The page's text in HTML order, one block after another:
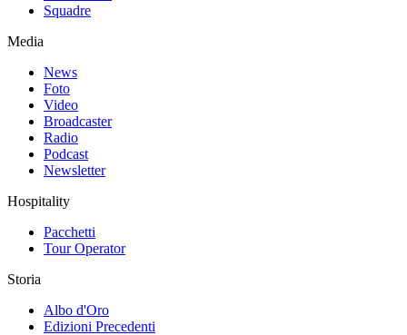
Squadre
Media
News
Foto
Video
Broadcaster
Radio
Podcast
Newsletter
Hospitality
Pacchetti
Tour Operator
Storia
Albo d'Oro
Edizioni Precedenti